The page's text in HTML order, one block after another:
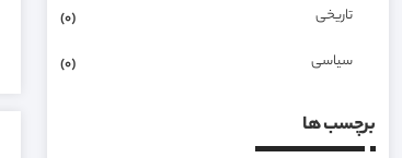
تاریخی
(0)
سیاسی
(0)
برچسب ها